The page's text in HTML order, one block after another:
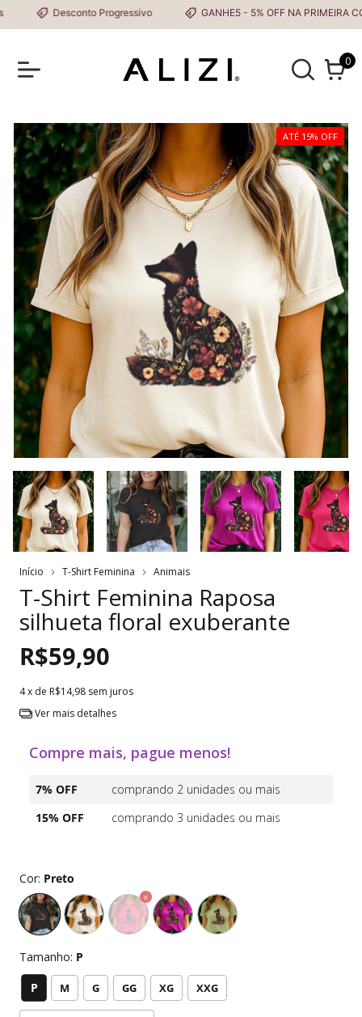
Desconto Progressivo GANHE5 - 5% OFF NA PRIMEIRA
0
ATÉ 15% OFF
Início T-Shirt Feminina Animais
T-Shirt Feminina Raposa
silhueta floral exuberante
R$59,90
4x de R$14,98 sem juros
Ver mais detalhes
Compre mais, pague menos!
7% OFF
comprando 2 unidades ou mais
15% OFF
comprando 3 unidades ou mais
Cor: Preto
Tamanho: P
P M G GG XG XXG